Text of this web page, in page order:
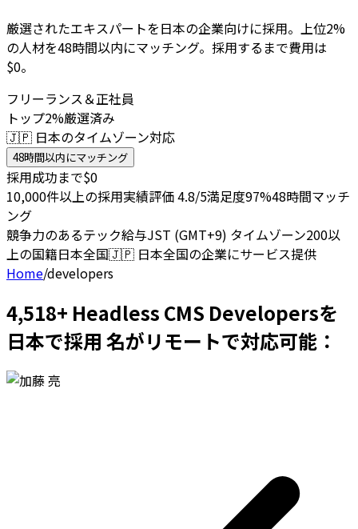
厳選されたエキスパートを日本の企業向けに採用。上位2%
の人材を48時間以内にマッチング。採用するまで費用は
$0。
フリーランス＆正社員
トップ2%厳選済み
🇯🇵 日本のタイムゾーン対応
48時間以内にマッチング
採用成功まで$0
10,000件以上の採用実績評価 4.8/5満足度97%48時間マッチ
ング
競争力のあるテック給与JST (GMT+9) タイムゾーン200以
上の国籍日本全国🇯🇵 日本全国の企業にサービス提供
Home/developers
4,518+ Headless CMS Developersを
日本で採用 名がリモートで対応可能：